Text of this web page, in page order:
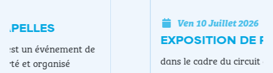
EXPOSITION DE PEINTURE NAÏG
Ven 10 Juillet 2026
dans le cadre du circuit des chapelles